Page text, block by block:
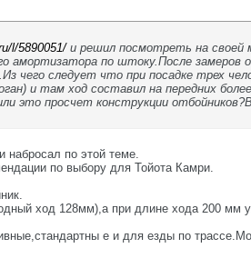
l/5890051/и решил посмотреть на своей
амортизатора по штоку.После замеров
чего следует что при посадке трех
и там ход составил на передних
это просчет конструкции
набросал по этой теме.
по выбору для Тойота Камри.
ход 128мм),а при длине хода 200 мм
е и для езды по